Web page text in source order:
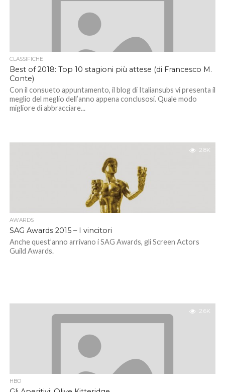
CLASSIFICHE
Best of 2018: Top 10 stagioni più attese (di Francesco M.
Conte)
Con il consueto appuntamento, il blog di Italiansubs vi presenta il
meglio del meglio dell’anno appena conclusosi. Quale modo
migliore di abbracciare...
2.8K
AWARDS
SAG Awards 2015 – I vincitori
Anche quest’anno arrivano i SAG Awards, gli Screen Actors
Guild Awards.
2.6K
HBO